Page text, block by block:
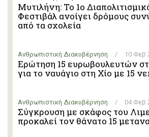
Μυτιλήνη: Το 1ο
Φεστιβάλ ανοίγει δρόμους
από τα σχολεία
Ανθρωπιστική Διακυβέρνηση / 10 Φεβ
Ερώτηση 15 ευρωβουλευτών
για το ναυάγιο στη Χίο με 15
Ανθρωπιστική Διακυβέρνηση / 04 Φεβ
Σύγκρουση με σκάφος του
προκαλεί τον θάνατο 15